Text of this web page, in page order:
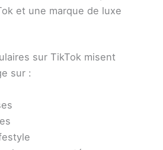
et une marque de luxe
sur TikTok misent
sur :